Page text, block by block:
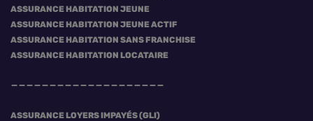
ASSURANCE HABITATION JEUNE
ASSURANCE HABITATION JEUNE ACTIF
ASSURANCE HABITATION SANS FRANCHISE
ASSURANCE HABITATION LOCATAIRE
ASSURANCE LOYERS IMPAYÉS (GLI)